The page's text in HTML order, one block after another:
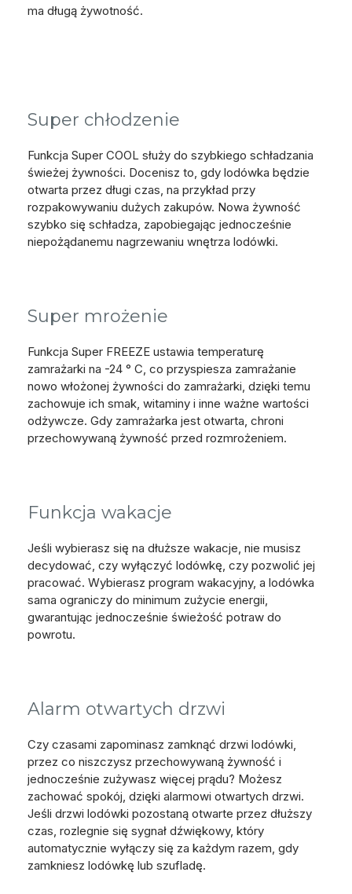
ma długą żywotność.
Super chłodzenie
Funkcja Super COOL służy do szybkiego schładzania
świeżej żywności. Docenisz to, gdy lodówka będzie
otwarta przez długi czas, na przykład przy
rozpakowywaniu dużych zakupów. Nowa żywność
szybko się schładza, zapobiegając jednocześnie
niepożądanemu nagrzewaniu wnętrza lodówki.
Super mrożenie
Funkcja Super FREEZE ustawia temperaturę
zamrażarki na -24 ° C, co przyspiesza zamrażanie
nowo włożonej żywności do zamrażarki, dzięki temu
zachowuje ich smak, witaminy i inne ważne wartości
odżywcze. Gdy zamrażarka jest otwarta, chroni
przechowywaną żywność przed rozmrożeniem.
Funkcja wakacje
Jeśli wybierasz się na dłuższe wakacje, nie musisz
decydować, czy wyłączyć lodówkę, czy pozwolić jej
pracować. Wybierasz program wakacyjny, a lodówka
sama ograniczy do minimum zużycie energii,
gwarantując jednocześnie świeżość potraw do
powrotu.
Alarm otwartych drzwi
Czy czasami zapominasz zamknąć drzwi lodówki,
przez co niszczysz przechowywaną żywność i
jednocześnie zużywasz więcej prądu? Możesz
zachować spokój, dzięki alarmowi otwartych drzwi.
Jeśli drzwi lodówki pozostaną otwarte przez dłuższy
czas, rozlegnie się sygnał dźwiękowy, który
automatycznie wyłączy się za każdym razem, gdy
zamkniesz lodówkę lub szufladę.